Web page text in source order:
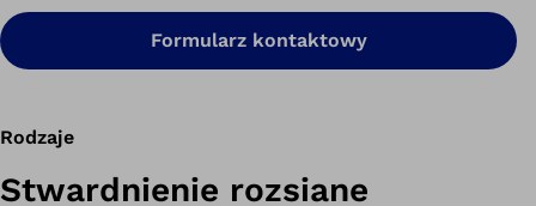
Formularz kontaktowy
Rodzaje
Stwardnienie rozsiane